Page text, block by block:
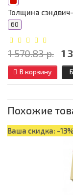
Толщина
60
1 570.83 р. 1
В корзину
Похожие
Ваша скидка: -